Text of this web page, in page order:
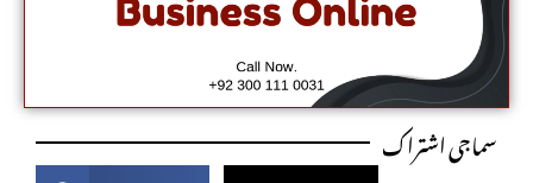
سماجی اشتراک